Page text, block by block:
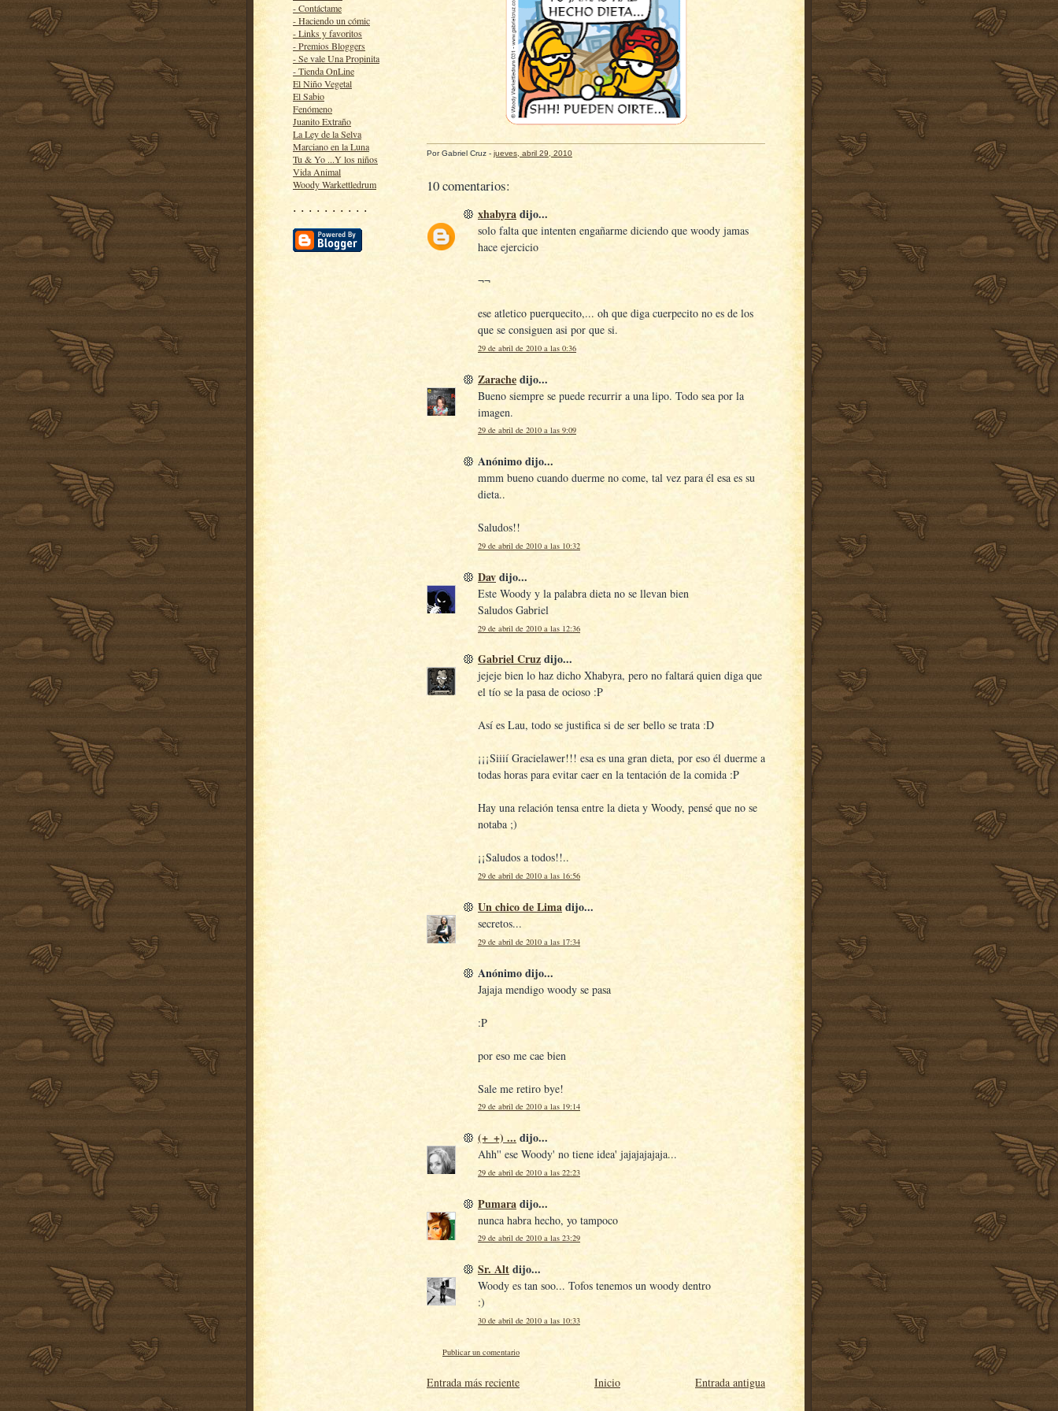
- Contáctame
- Haciendo un cómic
- Links y favoritos
- Premios Bloggers
- Se vale Una Propinita
- Tienda OnLine
El Niño Vegetal
El Sabio
Fenómeno
Juanito Extraño
La Ley de la Selva
Marciano en la Luna
Tu & Yo ...Y los niños
Vida Animal
Woody Warkettledrum
· · · · · · · · · ·
PorGabriel Cruz - jueves, abril 29, 2010
10 comentarios:
xhabyradijo...
solo falta que intenten engañarme diciendo que woody jamas
hace ejercicio
¬¬
ese atletico puerquecito,... oh que diga cuerpecito no es de los
que se consiguen asi por que si.
29 de abril de 2010 a las 0:36
Zarachedijo...
Bueno siempre se puede recurrir a una lipo. Todo sea por la
imagen.
29 de abril de 2010 a las 9:09
Anónimo dijo...
mmm bueno cuando duerme no come, tal vez para él esa es su
dieta..
Saludos!!
29 de abril de 2010 a las 10:32
Davdijo...
Este Woody y la palabra dieta no se llevan bien
Saludos Gabriel
29 de abril de 2010 a las 12:36
Gabriel Cruzdijo...
jejeje bien lo haz dicho Xhabyra, pero no faltará quien diga que
el tío se la pasa de ocioso :P
Así es Lau, todo se justifica si de ser bello se trata :D
¡¡¡Siiií Gracielawer!!! esa es una gran dieta, por eso él duerme a
todas horas para evitar caer en la tentación de la comida :P
Hay una relación tensa entre la dieta y Woody, pensé que no se
notaba ;)
¡¡Saludos a todos!!..
29 de abril de 2010 a las 16:56
Un chico de Limadijo...
secretos...
29 de abril de 2010 a las 17:34
Anónimo dijo...
Jajaja mendigo woody se pasa
:P
por eso me cae bien
Sale me retiro bye!
29 de abril de 2010 a las 19:14
(+_+) ... dijo...
Ahh'' ese Woody' no tiene idea' jajajajajaja...
29 de abril de 2010 a las 22:23
Pumaradijo...
nunca habra hecho, yo tampoco
29 de abril de 2010 a las 23:29
Sr. Altdijo...
Woody es tan soo... Tofos tenemos un woody dentro
:)
30 de abril de 2010 a las 10:33
Publicar un comentario
Entrada más reciente Entrada antigua
Inicio